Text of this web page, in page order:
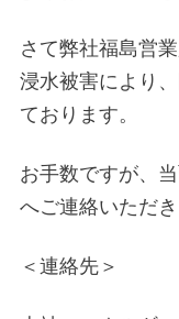
さて弊社福島営
浸水被害により
ております。
お手数ですが、
へご連絡いただ
＜連絡先＞